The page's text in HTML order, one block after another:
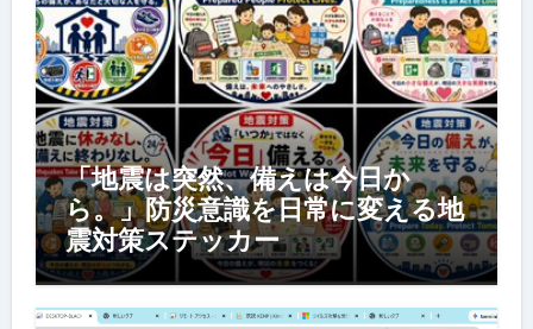
「地震は突然、備えは今日か
ら。」防災意識を日常に変える地
震対策ステッカー